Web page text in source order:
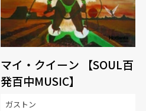
マイ・クイーン 【SOUL百
発百中MUSIC】
ガストン